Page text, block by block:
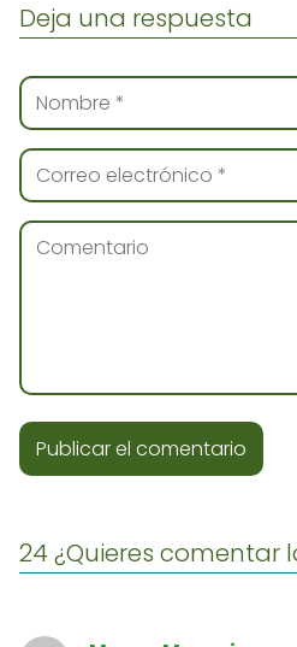
24 ¿Quieres comentar
Deja una respuesta